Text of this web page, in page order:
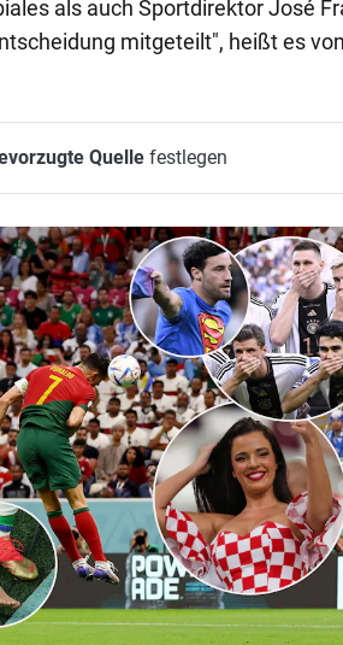
als auch Sportdirektor José
mitgeteilt", heißt es
Quellefestlegen